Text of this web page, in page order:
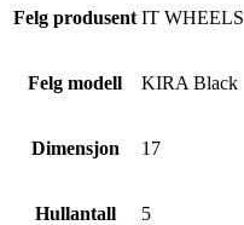
Felg produsent IT WHEELS
Felg modell KIRA Black
Dimensjon 17
Hullantall 5